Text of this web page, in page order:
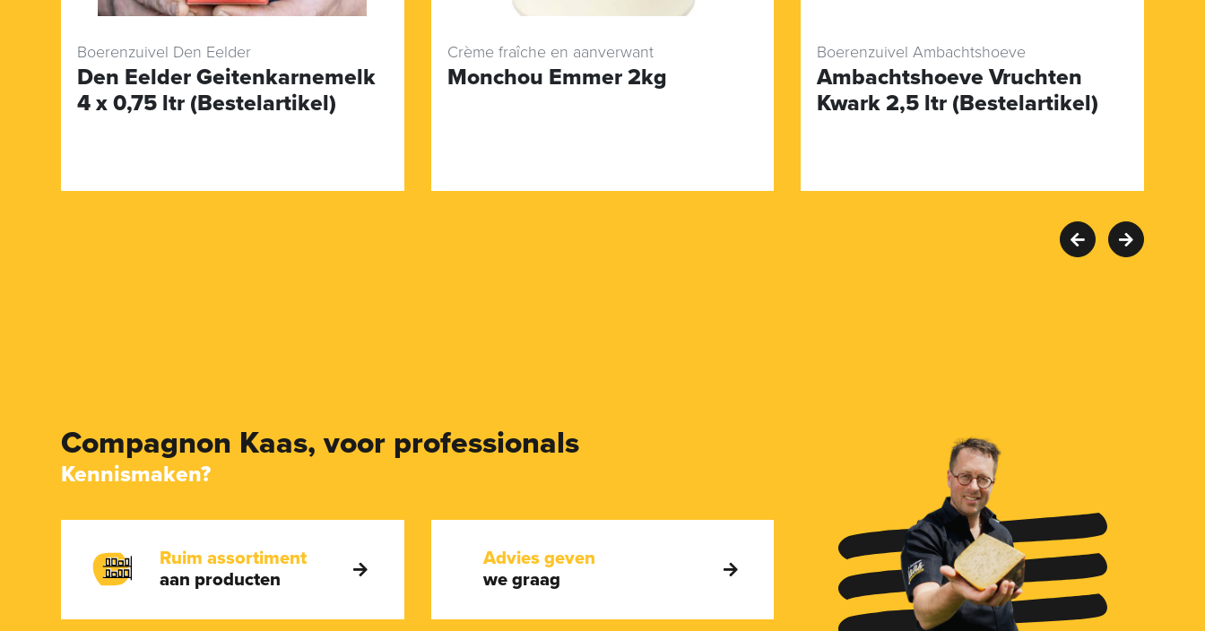
Boerenzuivel Den Eelder
Den Eelder Geitenkarnemelk
4 x 0,75 ltr (Bestelartikel)
Crème fraîche en aanverwant
Monchou Emmer 2kg
Boerenzuivel Ambachtshoeve
Ambachtshoeve Vruchten
Kwark 2,5 ltr (Bestelartikel)
Compagnon Kaas,voor professionals
Kennismaken?
Ruim assortiment
aan producten
Advies geven
we graag